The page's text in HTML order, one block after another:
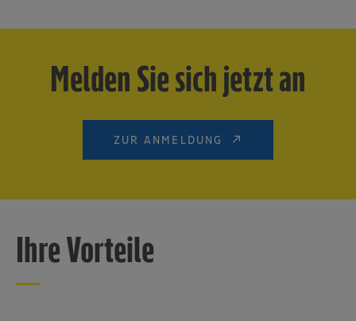
Melden Sie sich jetzt an
ZUR ANMELDUNG
Ihre Vorteile